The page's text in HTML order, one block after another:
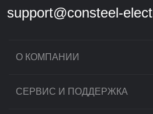
support@consteel-
О КОМПАНИИ
СЕРВИС И ПОДДЕРЖКА